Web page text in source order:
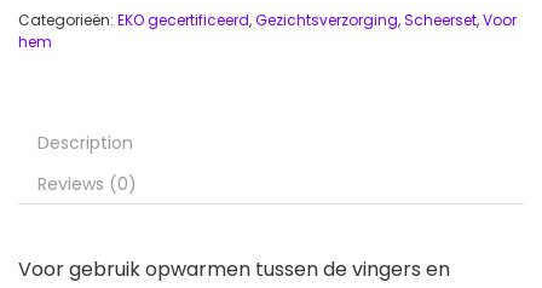
Categorieën: EKO gecertificeerd,Gezichtsverzorging,Scheerset,Voor
hem
Description
Reviews (0)
Voor gebruik opwarmen tussen de vingers en